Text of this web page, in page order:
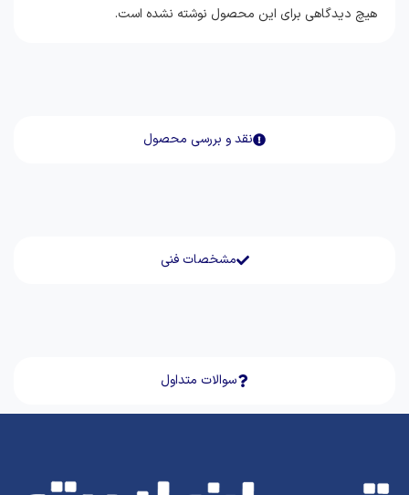
نقد و بررسی محصول
مشخصات فنی
سوالات متداول
هیچ دیدگاهی برای این محصول نوشته نشده است.